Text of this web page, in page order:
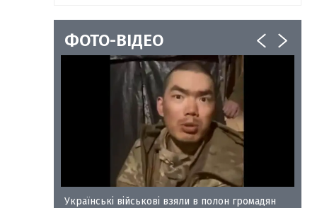
ФОТО-ВІДЕО
Українські військові взяли в полон громадян